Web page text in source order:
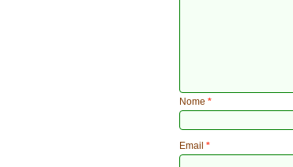
Nome *
Email *